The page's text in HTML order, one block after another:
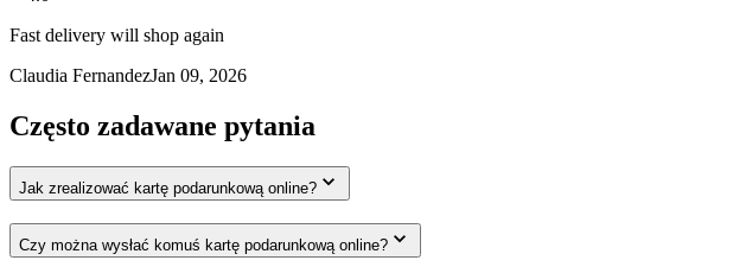
Fast delivery will shop again
Claudia FernandezJan 09, 2026
Często zadawane pytania
Jak zrealizować kartę podarunkową online?
Czy można wysłać komuś kartę podarunkową online?